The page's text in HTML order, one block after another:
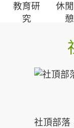
教育研
究
休
憩
社頂部落